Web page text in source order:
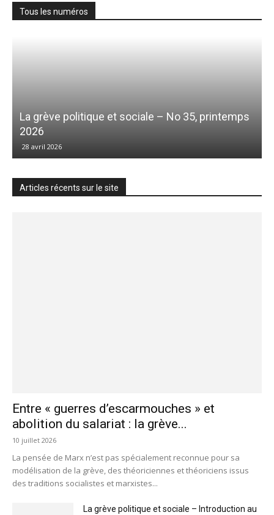
Tous les numéros
La grève politique et sociale – No 35, printemps
2026
28 avril 2026
Articles récents sur le site
Entre « guerres d’escarmouches » et
abolition du salariat : la grève...
10 juillet 2026
La pensée de Marx n’est pas spécialement reconnue pour sa
modélisation de la grève, des théoriciennes et théoriciens issus
des traditions socialistes et marxistes...
La grève politique et sociale – Introduction au